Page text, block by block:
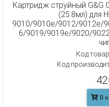
Картридж струйный G&G
(25.8мл) для
9010/9010e/9012/9012e/
6/9019/9019e/9020/
Код
Код
В